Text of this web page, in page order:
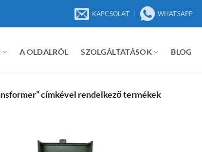
KAPCSOLAT WHATSAPP
A OLDALRÓL SZOLGÁLTATÁSOK BLOG
címkével rendelkező termékek